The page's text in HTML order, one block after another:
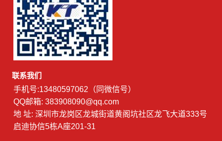
联系我们
手机号:13480597062（同微信号）
QQ邮箱: 383908090@qq.com
地 址: 深圳市龙岗区龙城街道黄阁坑社区龙飞大道333号
启迪协信5栋A座201-31